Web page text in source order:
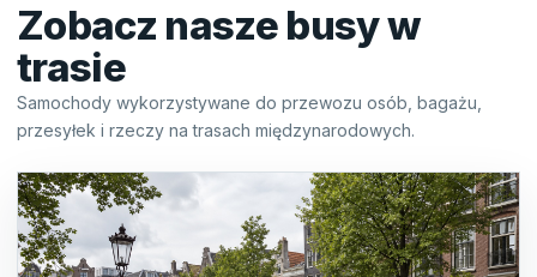
Zobacz nasze busy w
trasie
Samochody wykorzystywane do przewozu osób, bagażu,
przesyłek i rzeczy na trasach międzynarodowych.